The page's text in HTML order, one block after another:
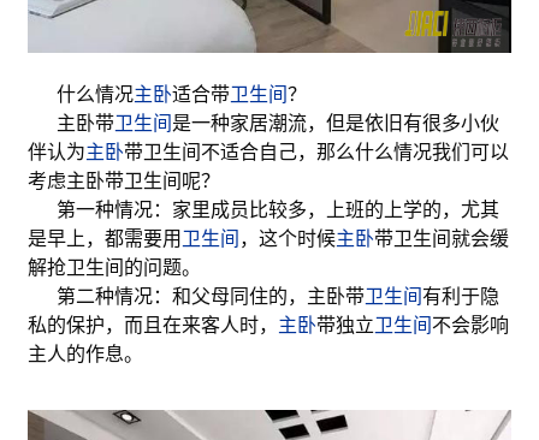
什么情况主卧适合带卫生间？
主卧带卫生间 是一种家居潮流，但是依旧有很多小伙
伴认为主卧带卫生间不适合自己，那么什么情况我们可以
考虑主卧带卫生间呢？
第一种情况：家里成员比较多，上班的上学的，尤其
是早上，都需要用 卫生间 ，这个时候主卧带卫生间就会缓
解抢卫生间的问题。
第二种情况：和父母同住的，主卧带卫生间有利于隐
私的保护，而且在来客人时， 主卧带独立卫生间 不会影响
主人的作息。